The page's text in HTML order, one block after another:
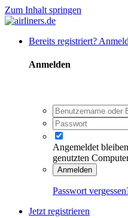
Zum Inhalt springen
Bereits registriert?
Anmelden
Angemeldet bleiben
genutzten
Anmelden
Passwort
Jetzt registrieren